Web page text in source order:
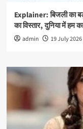
Explainer: बिजली का
का विस्तार, दुनिया में हम
admin 19 July 2026